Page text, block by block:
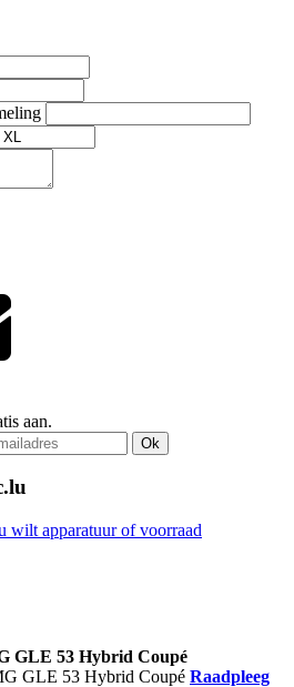
aan.
Ok
GLE 53 Hybrid Coupé
Raadpleeg